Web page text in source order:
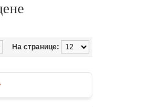
На странице: